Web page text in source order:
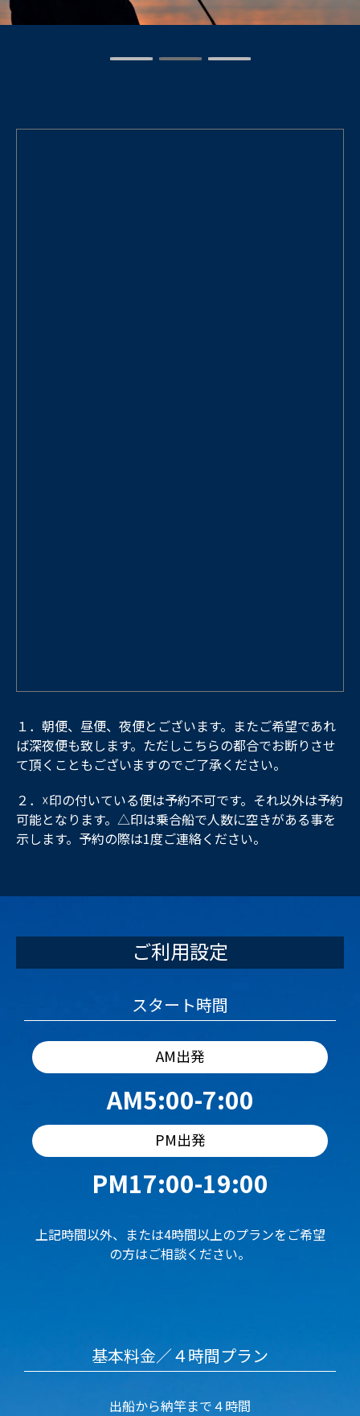
１．朝便、昼便、夜便とございます。またご希望であれ
ば深夜便も致します。ただしこちらの都合でお断りさせ
て頂くこともございますのでご了承ください。
２．☓印の付いている便は予約不可です。それ以外は予約
可能となります。△印は乗合船で人数に空きがある事を
示します。予約の際は1度ご連絡ください。
ご利用設定
スタート時間
AM出発
AM5:00-7:00
PM出発
PM17:00-19:00
上記時間以外、または4時間以上のプランをご希望
の方はご相談ください。
基本料金／４時間プラン
出船から納竿まで４時間